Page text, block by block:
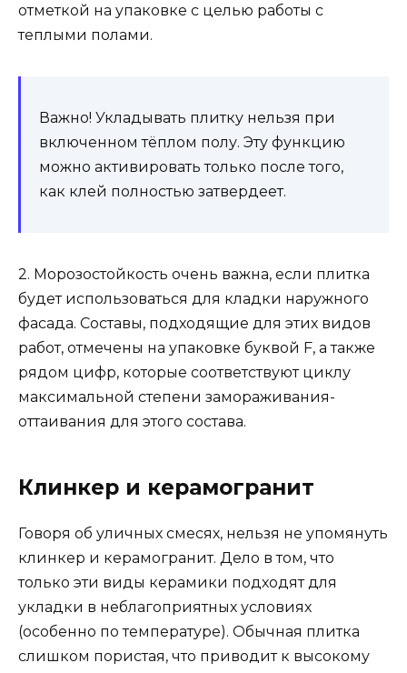
отметкой на упаковке с целью работы с
теплыми полами.
Важно! Укладывать плитку нельзя при
включенном тёплом полу. Эту функцию
можно активировать только после того,
как клей полностью затвердеет.
2. Морозостойкость очень важна, если плитка
будет использоваться для кладки наружного
фасада. Составы, подходящие для этих видов
работ, отмечены на упаковке буквой F, а также
рядом цифр, которые соответствуют циклу
максимальной степени замораживания-
оттаивания для этого состава.
Клинкер и керамогранит
Говоря об уличных смесях, нельзя не упомянуть
клинкер и керамогранит. Дело в том, что
только эти виды керамики подходят для
укладки в неблагоприятных условиях
(особенно по температуре). Обычная плитка
слишком пористая, что приводит к высокому